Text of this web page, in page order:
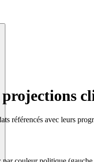
référencés avec leurs